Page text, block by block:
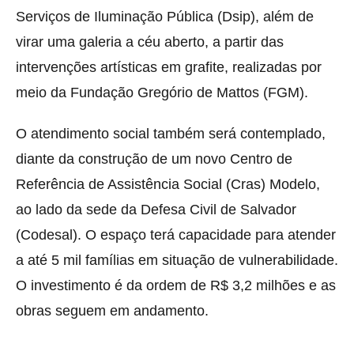
Serviços de Iluminação Pública (Dsip), além de
virar uma galeria a céu aberto, a partir das
intervenções artísticas em grafite, realizadas por
meio da Fundação Gregório de Mattos (FGM).
O atendimento social também será contemplado,
diante da construção de um novo Centro de
Referência de Assistência Social (Cras) Modelo,
ao lado da sede da Defesa Civil de Salvador
(Codesal). O espaço terá capacidade para atender
a até 5 mil famílias em situação de vulnerabilidade.
O investimento é da ordem de R$ 3,2 milhões e as
obras seguem em andamento.